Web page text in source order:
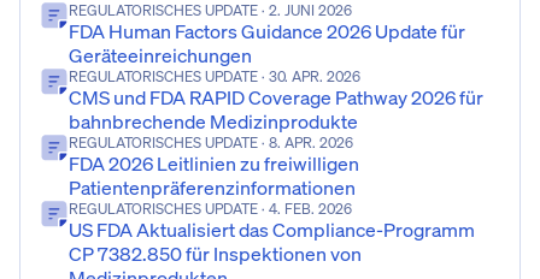
REGULATORISCHES UPDATE · 2. JUNI 2026
FDA Human Factors Guidance 2026 Update für
Geräteeinreichungen
REGULATORISCHES UPDATE · 30. APR. 2026
CMS und FDA RAPID Coverage Pathway 2026 für
bahnbrechende Medizinprodukte
REGULATORISCHES UPDATE · 8. APR. 2026
FDA 2026 Leitlinien zu freiwilligen
Patientenpräferenzinformationen
REGULATORISCHES UPDATE · 4. FEB. 2026
US FDA Aktualisiert das Compliance-Programm
CP 7382.850 für Inspektionen von